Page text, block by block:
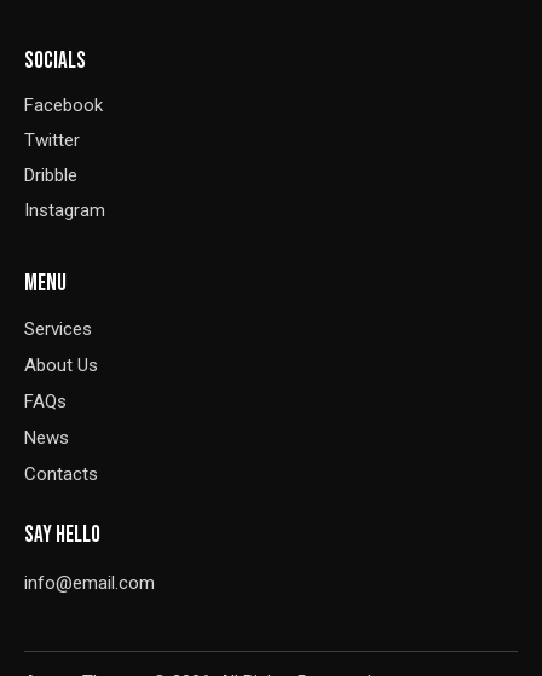
SOCIALS
Facebook
Twitter
Dribble
Instagram
MENU
Services
About Us
FAQs
News
Contacts
SAY HELLO
info@email.com